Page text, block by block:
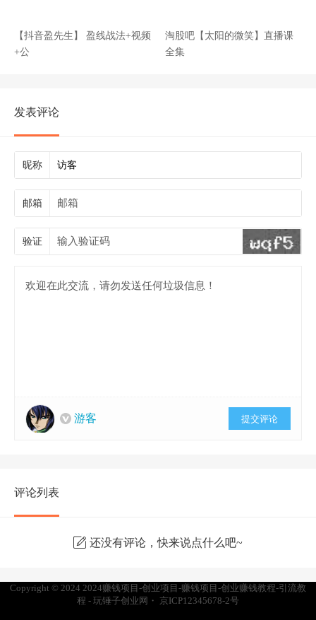
【抖音盈先生】 盈线战法+视频
+公
淘股吧【太阳的微笑】直播课
全集
发表评论
昵称
邮箱
验证
游客 提交评论
评论列表
还没有评论，快来说点什么吧~
Copyright © 2024 2024赚钱项目-创业项目-赚钱项目-创业赚钱教程-引流教
程 - 玩锤子创业网 ・ 京ICP12345678-2号